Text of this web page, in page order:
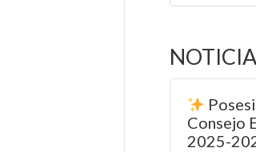
Consejo
2025-